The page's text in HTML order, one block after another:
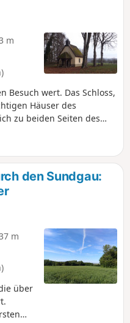
m
Besuch wert. Das Schloss,
Häuser des
zu beiden Seiten des
führt ein Ausflug
an der einst das
Landfürstenweyer,
still daliegt.
den Sundgau:
m
über